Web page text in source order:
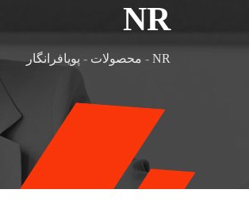
NR
NR
- محصولات - پویافرانگار